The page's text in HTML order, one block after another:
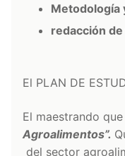
Metodología
redacción
El PLAN DE
El maestrando
Agroalimentos”.
del sector